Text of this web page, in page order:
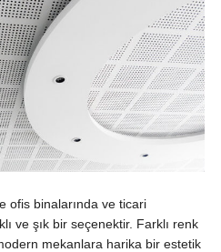
ofis binalarında ve ticari
ve şık bir seçenektir. Farklı renk
mekanlara harika bir estetik